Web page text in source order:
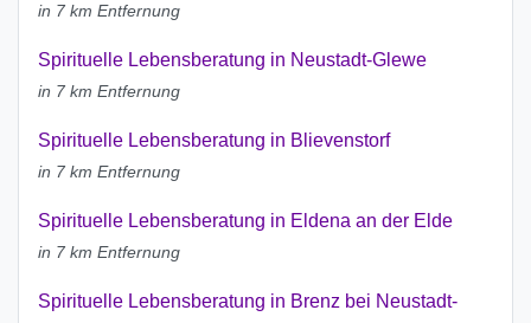
in 7 km Entfernung
Spirituelle Lebensberatung in Neustadt-Glewe
in 7 km Entfernung
Spirituelle Lebensberatung in Blievenstorf
in 7 km Entfernung
Spirituelle Lebensberatung in Eldena an der Elde
in 7 km Entfernung
Spirituelle Lebensberatung in Brenz bei Neustadt-